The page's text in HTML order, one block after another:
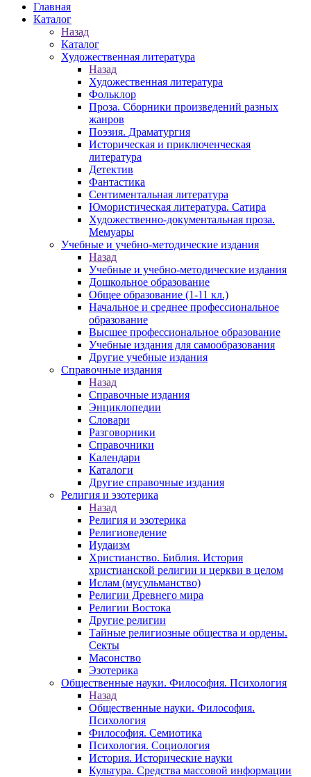
Главная
Каталог
Назад
Каталог
Художественная литература
Назад
Художественная литература
Фольклор
Проза. Сборники произведений разных
жанров
Поэзия. Драматургия
Историческая и приключенческая
литература
Детектив
Фантастика
Сентиментальная литература
Юмористическая литература. Сатира
Художественно-документальная проза.
Мемуары
Учебные и учебно-методические издания
Назад
Учебные и учебно-методические издания
Дошкольное образование
Общее образование (1-11 кл.)
Начальное и среднее профессиональное
образование
Высшее профессиональное образование
Учебные издания для самообразования
Другие учебные издания
Справочные издания
Назад
Справочные издания
Энциклопедии
Словари
Разговорники
Справочники
Календари
Каталоги
Другие справочные издания
Религия и эзотерика
Назад
Религия и эзотерика
Религиоведение
Иудаизм
Христианство. Библия. История
христианской религии и церкви в целом
Ислам (мусульманство)
Религии Древнего мира
Религии Востока
Другие религии
Тайные религиозные общества и ордены.
Секты
Масонство
Эзотерика
Общественные науки. Философия. Психология
Назад
Общественные науки. Философия.
Психология
Философия. Семиотика
Психология. Социология
История. Исторические науки
Культура. Средства массовой информации